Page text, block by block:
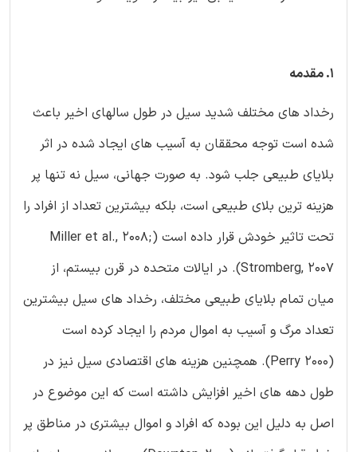
1. مقدمه
رخداد های مختلف شدید سیل در طول سالهای اخیر باعث
شده است توجه محققان به آسیب های ایجاد شده در اثر
بلایای طبیعی جلب شود. به صورت جهانی، سیل نه تنها پر
هزینه ترین بلای طبیعی است، بلکه بیشترین تعداد از افراد را
تحت تاثیر خودش قرار داده است (Miller et al., 2008;
Stromberg, 2007). در ایالات متحده در قرن بیستم، از
میان تمام بلایای طبیعی مختلف، رخداد های سیل بیشترین
تعداد مرگ و آسیب به اموال مردم را ایجاد کرده است
(Perry 2000). همچنین هزینه های اقتصادی سیل نیز در
طول دهه های اخیر افزایش داشته است که این موضوع در
اصل به دلیل این بوده که افراد و اموال بیشتری در مناطق پر